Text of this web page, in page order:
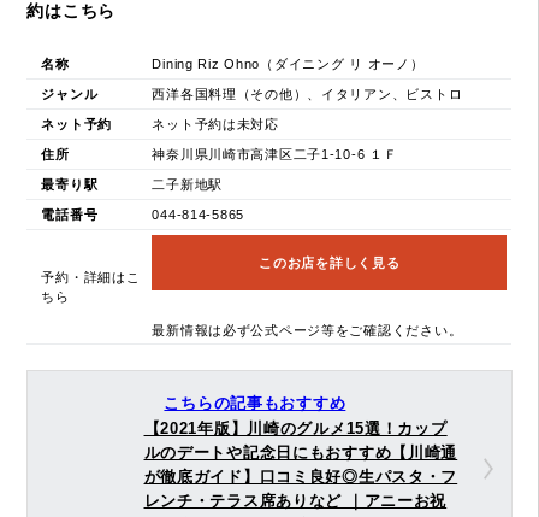
約はこちら
名称 Dining Riz Ohno（ダイニング リ オーノ）
ジャンル 西洋各国料理（その他）、イタリアン、ビストロ
ネット予約 ネット予約は未対応
住所 神奈川県川崎市高津区二子1-10-6 １Ｆ
最寄り駅 二子新地駅
電話番号 044-814-5865
予約・詳細はこ
ちら
このお店を詳しく見る
最新情報は必ず公式ページ等をご確認ください。
こちらの記事もおすすめ
【2021年版】川崎のグルメ15選！カップ
ルのデートや記念日にもおすすめ【川崎通
が徹底ガイド】口コミ良好◎生パスタ・フ
レンチ・テラス席ありなど ｜アニーお祝